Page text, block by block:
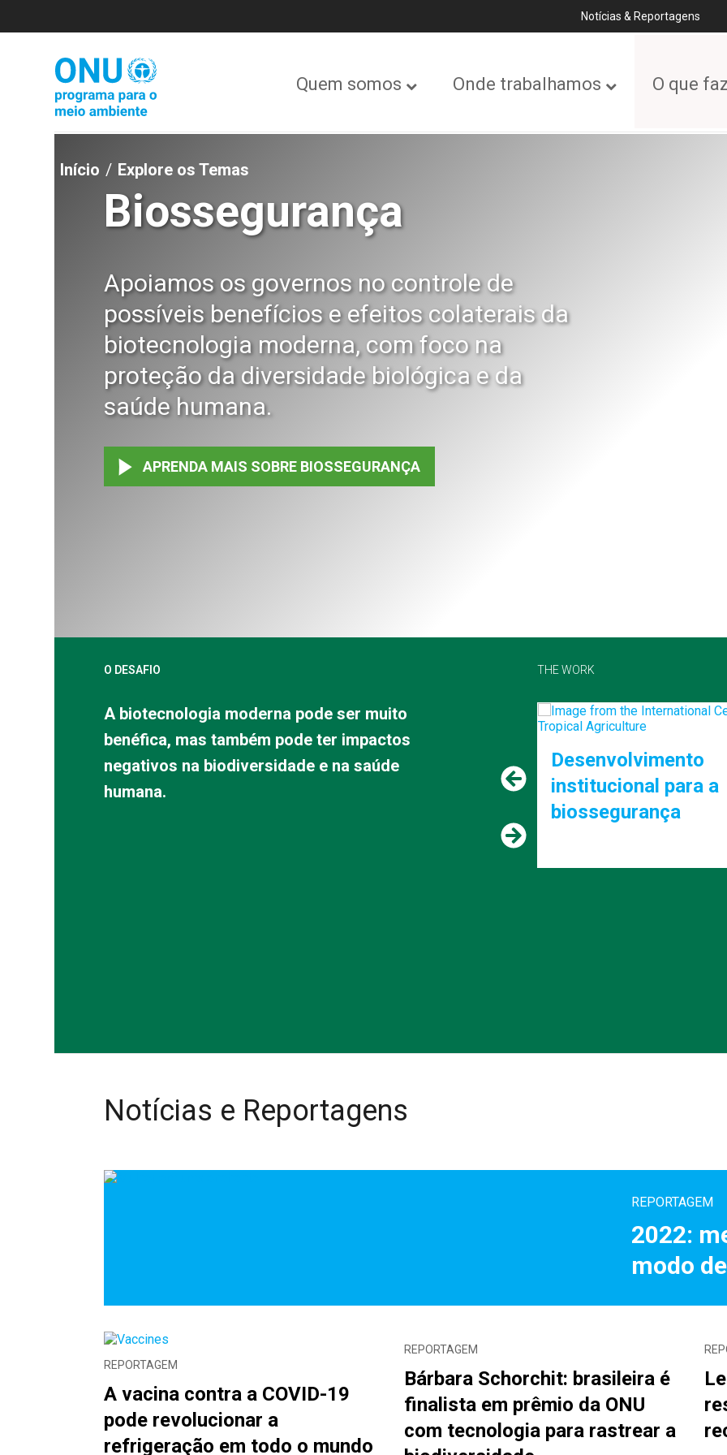
Notícias & Reportagens
Quem somos Onde trabalhamos O que
Início Explore os Temas
Biossegurança
Apoiamos os governos no controle de
possíveis benefícios e efeitos colaterais da
biotecnologia moderna, com foco na
proteção da diversidade biológica e da
saúde humana.
APRENDA MAIS SOBRE BIOSSEGURANÇA
O DESAFIO
A biotecnologia moderna pode ser muito
benéfica, mas também pode ter impactos
negativos na biodiversidade e na saúde
humana.
THE WORK
Desenvolvimento
institucional para a
biossegurança
Notícias e Reportagens
REPORTAGEM
2022:
modo
REPORTAGEM
A vacina contra a COVID-19
pode revolucionar a
refrigeração em todo o mundo
REPORTAGEM
Bárbara Schorchit: brasileira é
finalista em prêmio da ONU
com tecnologia para rastrear a